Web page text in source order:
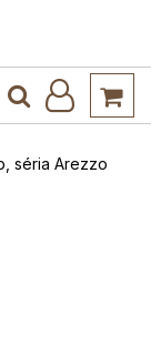
séria Arezzo